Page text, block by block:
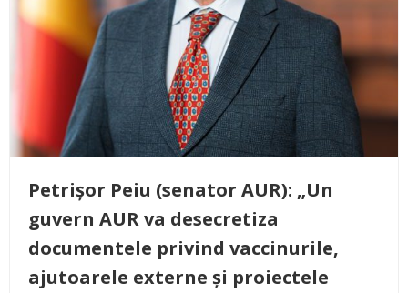
Petrișor Peiu (senator AUR): „Un
guvern AUR va desecretiza
documentele privind vaccinurile,
ajutoarele externe și proiectele